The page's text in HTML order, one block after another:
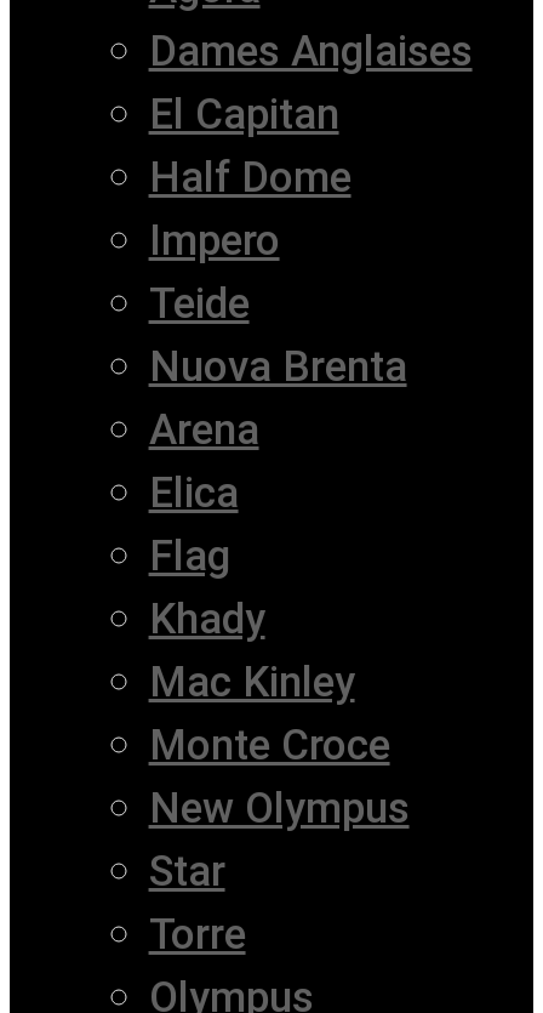
Dames Anglaises
El Capitan
Half Dome
Impero
Teide
Nuova Brenta
Arena
Elica
Flag
Khady
Mac Kinley
Monte Croce
New Olympus
Star
Torre
Olympus